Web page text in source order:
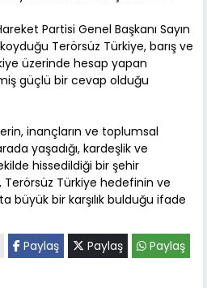
Partisi Genel Başkanı Sayın
Terörsüz Türkiye, barış ve
üzerinde hesap yapan
güçlü bir cevap olduğu
inançların ve toplumsal
yaşadığı, kardeşlik ve
hissedildiği bir şehir
Türkiye hedefinin ve
büyük bir karşılık bulduğu ifade
Paylaş Paylaş Paylaş